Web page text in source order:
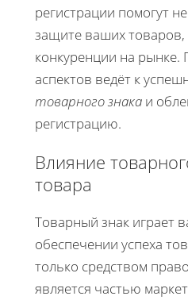
регистрации помогут
защите ваших товаров,
конкуренции на рынке.
аспектов ведёт к
товарного знака и
регистрацию.
Влияние
товара
Товарный знак играет
обеспечении успеха
только средством
является частью